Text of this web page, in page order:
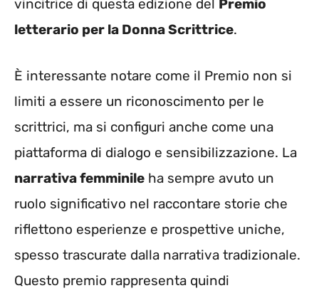
vincitrice di questa edizione del Premio
letterario per la Donna Scrittrice.
È interessante notare come il Premio non si
limiti a essere un riconoscimento per le
scrittrici, ma si configuri anche come una
piattaforma di dialogo e sensibilizzazione. La
narrativa femminile ha sempre avuto un
ruolo significativo nel raccontare storie che
riflettono esperienze e prospettive uniche,
spesso trascurate dalla narrativa tradizionale.
Questo premio rappresenta quindi